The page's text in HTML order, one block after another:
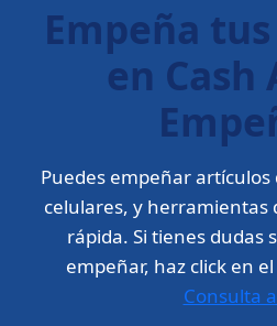
Empeña
en Cash
Puedes empeñar artículos
celulares, y herramientas
rápida. Si tienes dudas
empeñar, haz click en
Consulta